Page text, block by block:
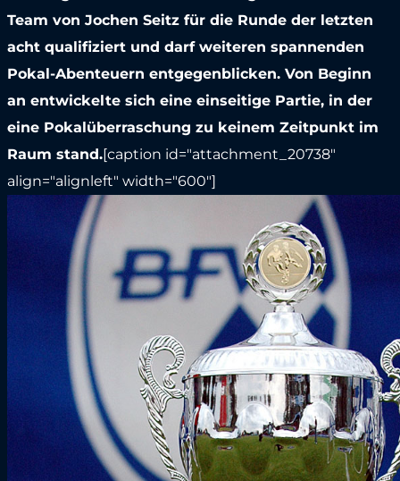
Team von Jochen Seitz für die Runde der letzten
acht qualifiziert und darf weiteren spannenden
Pokal-Abenteuern entgegenblicken. Von Beginn
an entwickelte sich eine einseitige Partie, in der
eine Pokalüberraschung zu keinem Zeitpunkt im
Raum stand.[caption id="attachment_20738"
align="alignleft" width="600"]